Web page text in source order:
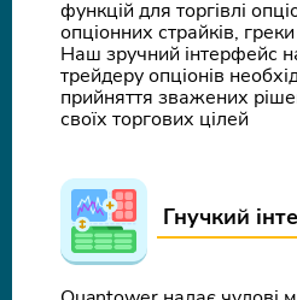
функцій для торгівлі
опціонних страйків, греки
Наш зручний інтерфейс
трейдеру опціонів
прийняття зважених
своїх торгових цілей
Гнучкий